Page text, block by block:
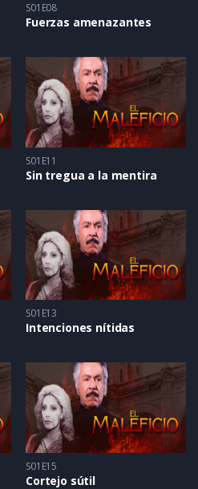
S01E08
Fuerzas amenazantes
S01E11
Sin tregua a la mentira
S01E13
Intenciones nítidas
S01E15
Cortejo sútil